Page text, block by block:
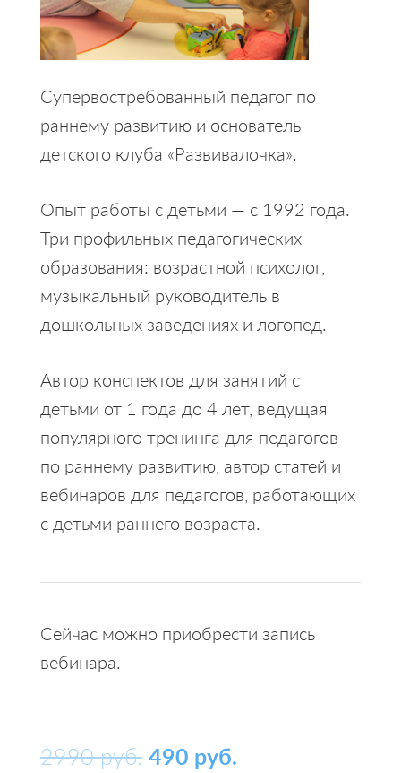
Супервостребованный педагог по
раннему развитию и основатель
детского клуба «Развивалочка».
Опыт работы с детьми — с 1992 года.
Три профильных педагогических
образования: возрастной психолог,
музыкальный руководитель в
дошкольных заведениях и логопед.
Автор конспектов для занятий с
детьми от 1 года до 4 лет, ведущая
популярного тренинга для педагогов
по раннему развитию, автор статей и
вебинаров для педагогов, работающих
с детьми раннего возраста.
Сейчас можно приобрести запись
вебинара.
2990руб. 490 руб.